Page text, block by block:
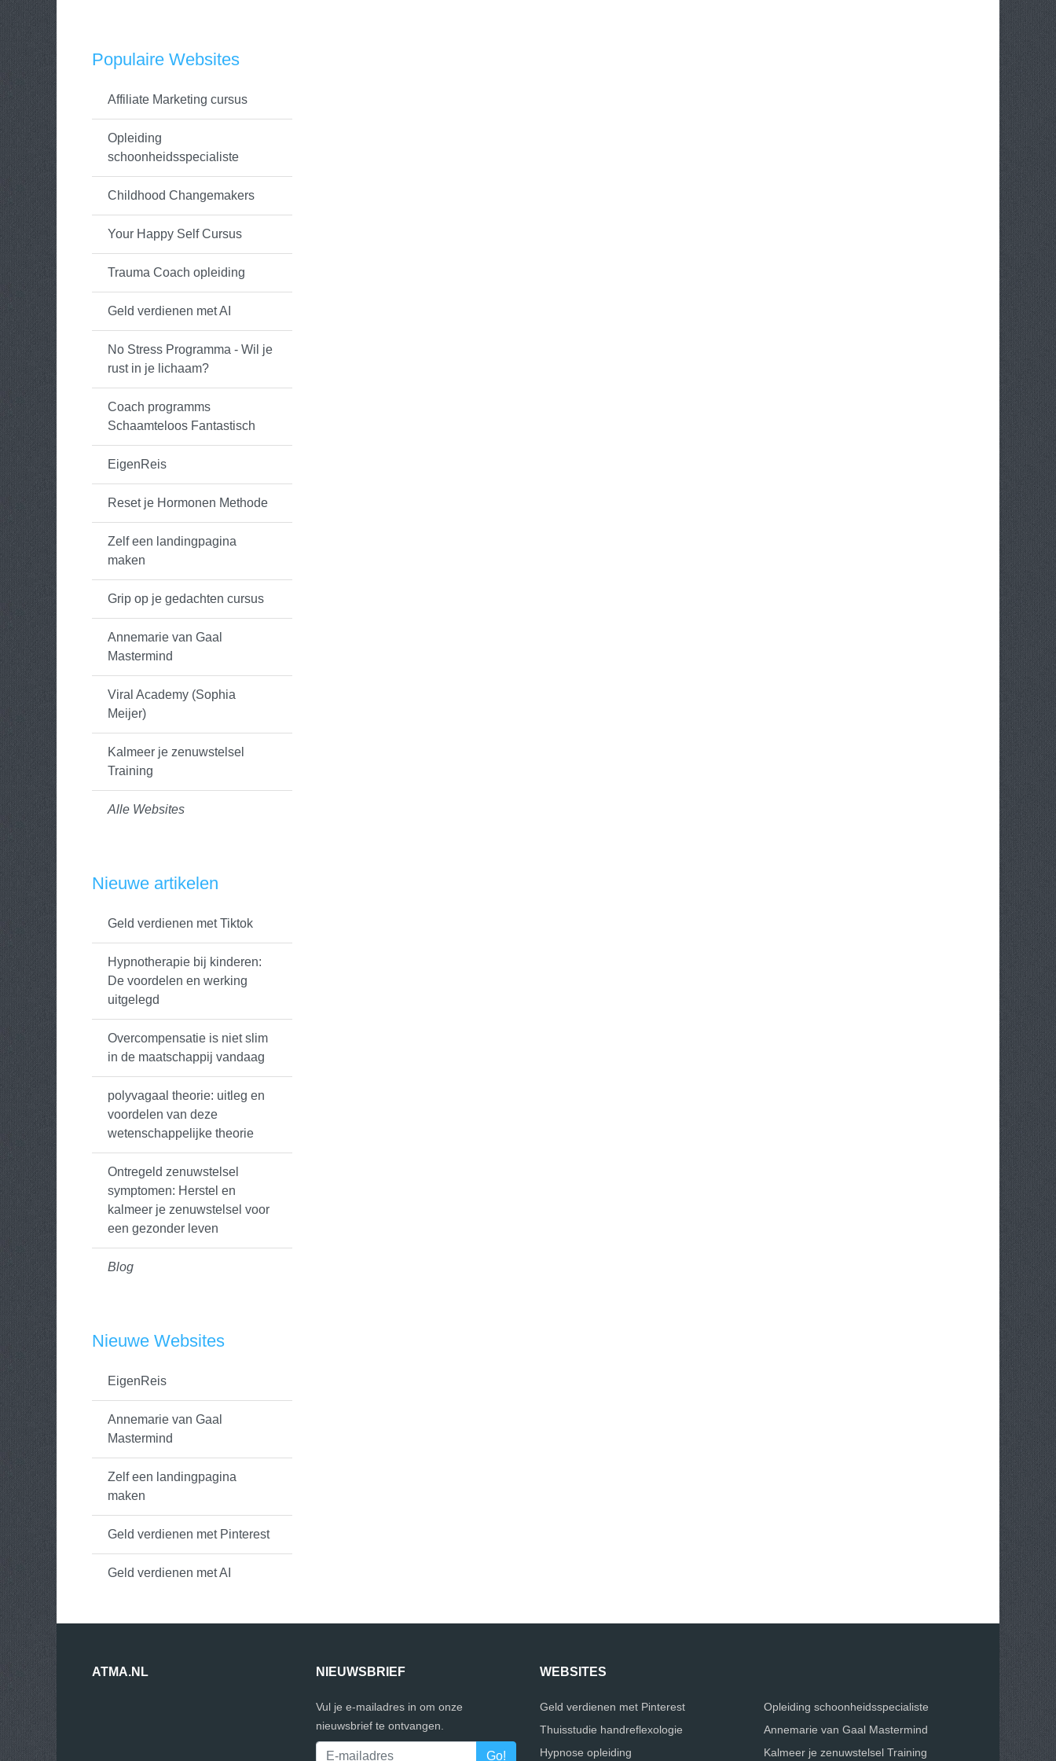
Populaire Websites
Affiliate Marketing cursus
Opleiding
schoonheidsspecialiste
Childhood Changemakers
Your Happy Self Cursus
Trauma Coach opleiding
Geld verdienen met AI
No Stress Programma - Wil je
rust in je lichaam?
Coach programms
Schaamteloos Fantastisch
EigenReis
Reset je Hormonen Methode
Zelf een landingpagina
maken
Grip op je gedachten cursus
Annemarie van Gaal
Mastermind
Viral Academy (Sophia
Meijer)
Kalmeer je zenuwstelsel
Training
Alle Websites
Nieuwe artikelen
Geld verdienen met Tiktok
Hypnotherapie bij kinderen:
De voordelen en werking
uitgelegd
Overcompensatie is niet slim
in de maatschappij vandaag
polyvagaal theorie: uitleg en
voordelen van deze
wetenschappelijke theorie
Ontregeld zenuwstelsel
symptomen: Herstel en
kalmeer je zenuwstelsel voor
een gezonder leven
Blog
Nieuwe Websites
EigenReis
Annemarie van Gaal
Mastermind
Zelf een landingpagina
maken
Geld verdienen met Pinterest
Geld verdienen met AI
ATMA.NL NIEUWSBRIEF
Vul je e-mailadres in om onze
nieuwsbrief te ontvangen.
WEBSITES
Geld verdienen met Pinterest
Thuisstudie handreflexologie
Hypnose opleiding
Opleiding schoonheidsspecialiste
Annemarie van Gaal Mastermind
Kalmeer je zenuwstelsel Training